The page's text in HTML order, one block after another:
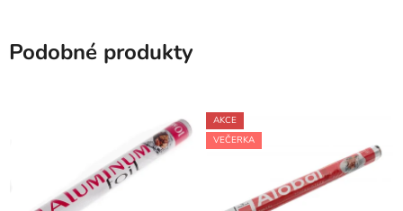
Podobné produkty
AKCE
VEČERKA